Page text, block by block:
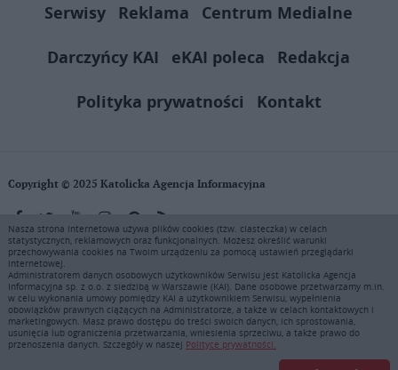
Serwisy Reklama
Centrum Medialne
Darczyńcy KAI
eKAI poleca
Redakcja
Polityka prywatności
Kontakt
Copyright © 2025 Katolicka Agencja Informacyjna
KAI zastrzega wszelkie prawa do serwisu. Użytkownicy mogą pobierać
i drukować fragmenty zawartości serwisu internetowego www.ekai.pl
wyłącznie do użytku osobistego. Publikacja, rozpowszechnianie
zawartości niniejszego serwisu lub jej sprzedaż (także framing i in.
podobne metody), są bez uprzedniej pisemnej zgody KAI zabronione i
stanowią naruszenie ustaw o prawie autorskim, ochronie baz danych i
uczciwej konkurencji - będą ścigane przy pomocy wszelkich
dostępnych środków prawnych. Zapraszamy do prenumeraty serwisu
Nasza strona internetowa używa plików cookies (tzw. ciasteczka) w celach
statystycznych, reklamowych oraz funkcjonalnych. Możesz określić warunki
przechowywania cookies na Twoim urządzeniu za pomocą ustawień przeglądarki
internetowej.
Administratorem danych osobowych użytkowników Serwisu jest Katolicka Agencja
Informacyjna sp. z o.o. z siedzibą w Warszawie (KAI). Dane osobowe przetwarzamy m.in.
w celu wykonania umowy pomiędzy KAI a użytkownikiem Serwisu, wypełnienia
obowiązków prawnych ciążących na Administratorze, a także w celach kontaktowych i
marketingowych. Masz prawo dostępu do treści swoich danych, ich sprostowania,
usunięcia lub ograniczenia przetwarzania, wniesienia sprzeciwu, a także prawo do
przenoszenia danych. Szczegóły w naszej Polityce prywatności.